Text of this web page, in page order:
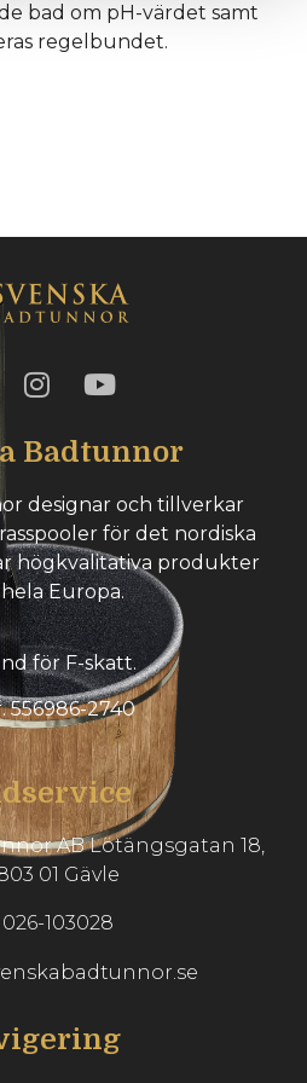
bad om pH-värdet samt
regelbundet.
Badtunnor
designar och tillverkar
för det nordiska
högkvalitativa produkter
Europa.
för F-skatt.
556986-2740
AB Lötängsgatan 18,
01 Gävle
026-103028